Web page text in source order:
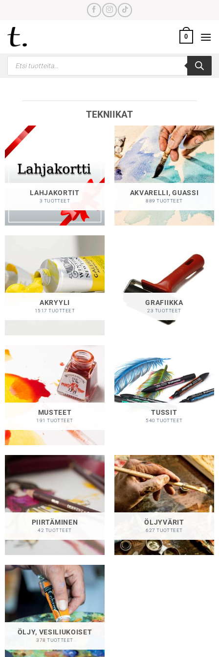
content
0
Products
search
TEKNIIKAT
LAHJAKORTIT
3 TUOTTEET
AKVARELLI, GUASSI
889 TUOTTEET
AKRYYLI
1517 TUOTTEET
GRAFIIKKA
23 TUOTTEET
MUSTEET
191 TUOTTEET
TUSSIT
540 TUOTTEET
PIIRTÄMINEN
42 TUOTTEET
ÖLJYVÄRIT
627 TUOTTEET
ÖLJY, VESILIUKOISET
378 TUOTTEET